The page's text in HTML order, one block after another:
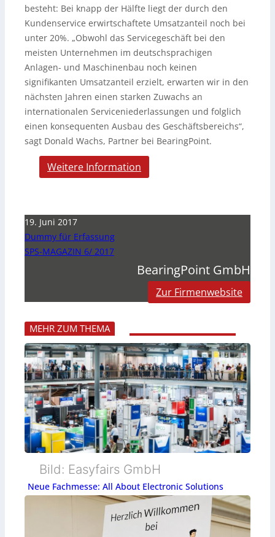
besteht: Bei knapp der Hälfte liegt der durch den
Kundenservice erwirtschaftete Umsatzanteil noch bei
unter 20%. „Obwohl das Servicegeschäft bei den
meisten Unternehmen im deutschsprachigen
Anlagen- und Maschinenbau noch keinen
signifikanten Umsatzanteil erzielt, erwarten wir in den
nächsten Jahren einen starken Zuwachs an
internationalen Serviceniederlassungen und folglich
einen konsequenten Ausbau des Geschäftsbereichs“,
sagt Donald Wachs, Partner bei BearingPoint.
Weitere Information
19. Juni 2017
Dummy für Erfassung
SPS-MAGAZIN 6/ 2017
BearingPoint GmbH
Zur Firmenwebsite
MEHR ZUM THEMA
Bild: Easyfairs GmbH
Neue Fachmesse: All About Electronic Solutions